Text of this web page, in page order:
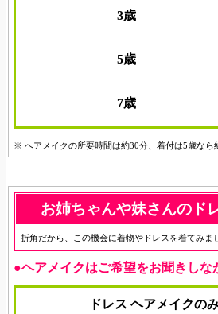
3歳
5歳
7歳
※ へアメイクの所要時間は約30分、着付は5歳なら
お姉ちゃんや妹さんのド
折角だから、この機会に着物やドレスを着てみ
●ヘアメイクはご希望をお聞きしな
ドレス ヘアメイクの